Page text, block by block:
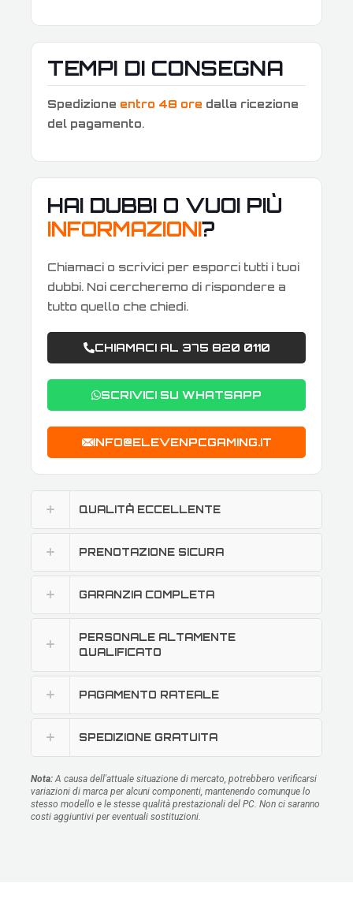
TEMPI DI CONSEGNA
Spedizione entro 48 ore dalla ricezione
del pagamento.
HAI DUBBI O VUOI PIÙ
INFORMAZIONI?
Chiamaci o scrivici per esporci tutti i tuoi
dubbi. Noi cercheremo di rispondere a
tutto quello che chiedi.
CHIAMACI AL 375 820 0110
SCRIVICI SU WHATSAPP
INFO@ELEVENPCGAMING.IT
QUALITÀ ECCELLENTE
PRENOTAZIONE SICURA
GARANZIA COMPLETA
PERSONALE ALTAMENTE
QUALIFICATO
PAGAMENTO RATEALE
SPEDIZIONE GRATUITA
Nota: A causa dell'attuale situazione di mercato, potrebbero verificarsi
variazioni di marca per alcuni componenti, mantenendo comunque lo
stesso modello e le stesse qualità prestazionali del PC. Non ci saranno
costi aggiuntivi per eventuali sostituzioni.